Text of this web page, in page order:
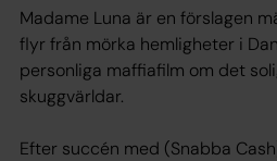
Madame Luna är en förslagen
flyr från mörka hemligheter i
personliga maffiafilm om det
skuggvärldar.
Efter succén med (Snabba